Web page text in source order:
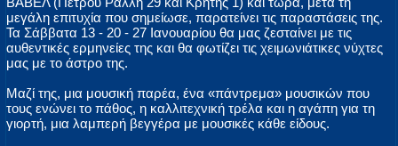
μεγάλη επιτυχία που σημείωσε, παρατείνει τις παραστάσεις της.
Τα Σάββατα 13 - 20 - 27 Ιανουαρίου θα μας ζεσταίνει με τις
αυθεντικές ερμηνείες της και θα φωτίζει τις χειμωνιάτικες νύχτες
μας με το άστρο της.
Μαζί της, μια μουσική παρέα, ένα «πάντρεμα» μουσικών που
τους ενώνει το πάθος, η καλλιτεχνική τρέλα και η αγάπη για τη
γιορτή, μια λαμπερή βεγγέρα με μουσικές κάθε είδους.